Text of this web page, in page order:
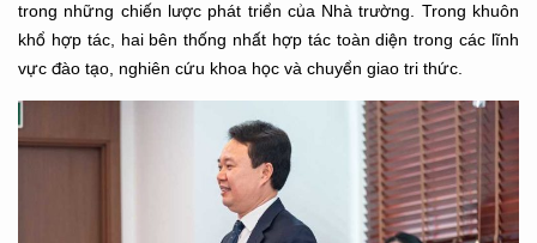
trong những chiến lược phát triển của Nhà trường. Trong khuôn
khổ hợp tác, hai bên thống nhất hợp tác toàn diện trong các lĩnh
vực đào tạo, nghiên cứu khoa học và chuyển giao tri thức.